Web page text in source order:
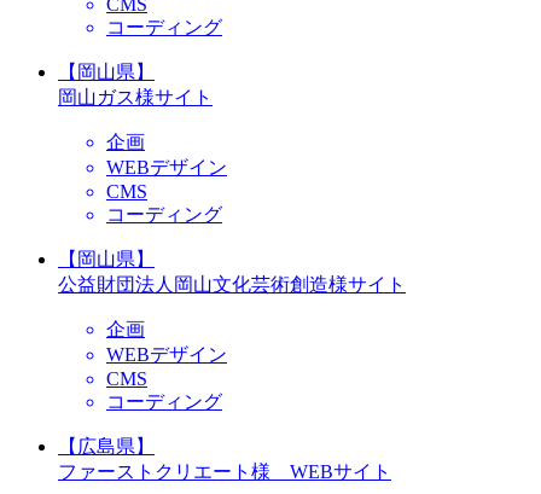
CMS
コーディング
【岡山県】
岡山ガス様サイト
企画
WEBデザイン
CMS
コーディング
【岡山県】
公益財団法人岡山文化芸術創造様サイト
企画
WEBデザイン
CMS
コーディング
【広島県】
ファーストクリエート様 WEBサイト